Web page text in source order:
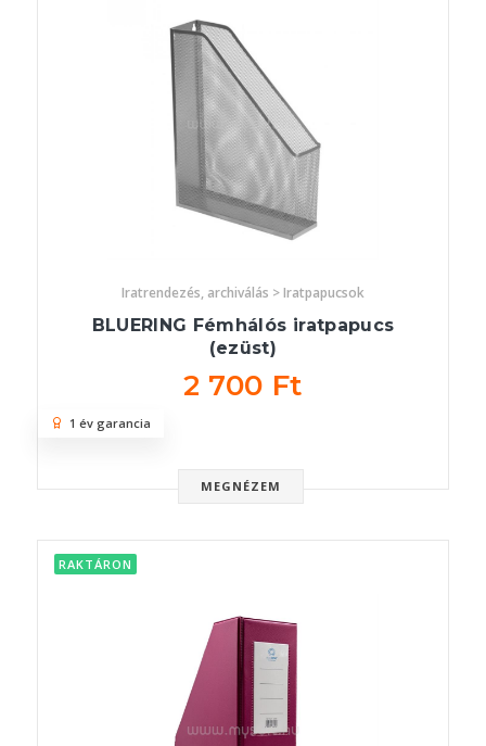
Iratrendezés, archiválás > Iratpapucsok
BLUERING Fémhálós iratpapucs
(ezüst)
2 700 Ft
MEGNÉZEM
1 év garancia
RAKTÁRON